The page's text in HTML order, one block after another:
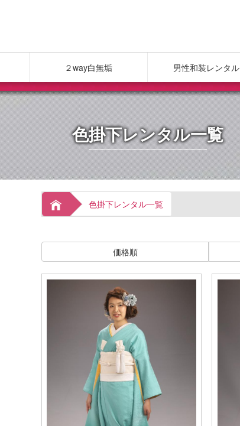
２way白無垢 男性和装レンタル
色掛下レンタル一覧
色掛下レンタル一覧
価格順